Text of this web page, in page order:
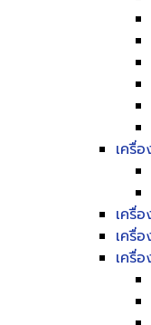
เครื่
เครื่
เครื่
เครื่